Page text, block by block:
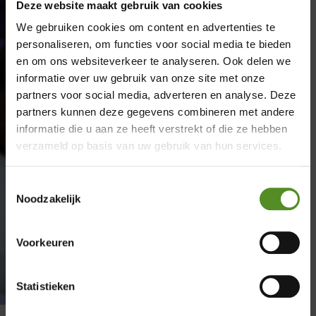
Deze website maakt gebruik van cookies
We gebruiken cookies om content en advertenties te
personaliseren, om functies voor social media te bieden
en om ons websiteverkeer te analyseren. Ook delen we
informatie over uw gebruik van onze site met onze
partners voor social media, adverteren en analyse. Deze
partners kunnen deze gegevens combineren met andere
informatie die u aan ze heeft verstrekt of die ze hebben
verzameld op basis van uw gebruik van hun services.
Noodzakelijk
Voorkeuren
Statistieken
Showroom Breda
Vrijdag 12:00 – 17:00
Zondag 12:00 – 17:00
×